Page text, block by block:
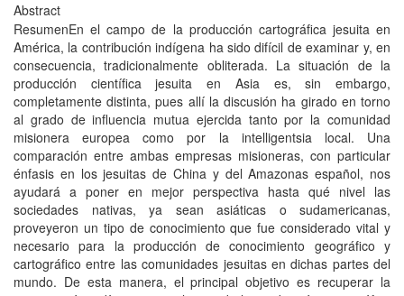
Abstract
ResumenEn el campo de la producción cartográfica jesuita en
América, la contribución indí­gena ha sido difí­cil de examinar y, en
consecuencia, tradicionalmente obliterada. La situación de la
producción cientí­fica jesuita en Asia es, sin embargo,
completamente distinta, pues allí­ la discusión ha girado en torno
al grado de influencia mutua ejercida tanto por la comunidad
misionera europea como por la intelligentsia local. Una
comparación entre ambas empresas misioneras, con particular
énfasis en los jesuitas de China y del Amazonas español, nos
ayudará a poner en mejor perspectiva hasta qué nivel las
sociedades nativas, ya sean asiáticas o sudamericanas,
proveyeron un tipo de conocimiento que fue considerado vital y
necesario para la producción de conocimiento geográfico y
cartográfico entre las comunidades jesuitas en dichas partes del
mundo. De esta manera, el principal objetivo es recuperar la